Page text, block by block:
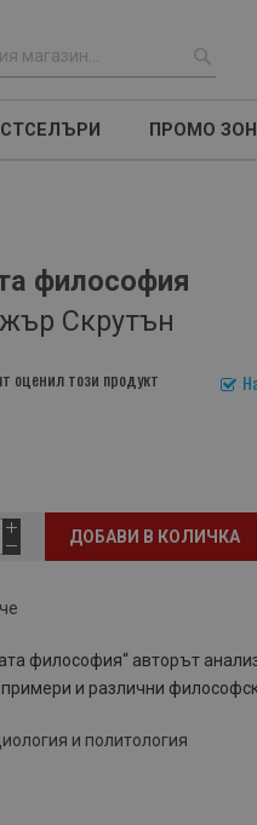
ПРОМО
философия
Скрутън
оценил този продукт
ДОБАВИ В КОЛИЧКА
философия“ авторът
и различни
и политология